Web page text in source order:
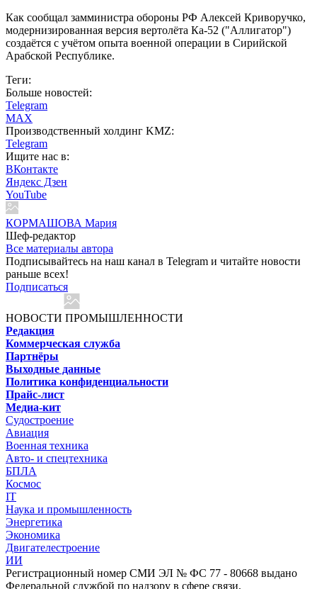
Как сообщал замминистра обороны РФ Алексей Криворучко,
модернизированная версия вертолёта Ка-52 ("Аллигатор")
создаётся с учётом опыта военной операции в Сирийской
Арабской Республике.
Теги:
Больше новостей:
Telegram
MAX
Производственный холдинг KMZ:
Telegram
Ищите нас в:
ВКонтакте
Яндекс Дзен
YouTube
КОРМАШОВА Мария
Шеф-редактор
Все материалы автора
Подписывайтесь на наш канал в Telegram и читайте новости
раньше всех!
Подписаться
НОВОСТИ ПРОМЫШЛЕННОСТИ
Редакция
Коммерческая служба
Партнёры
Выходные данные
Политика конфиденциальности
Прайс-лист
Медиа-кит
Судостроение
Авиация
Военная техника
Авто- и спецтехника
БПЛА
Космос
IT
Наука и промышленность
Энергетика
Экономика
Двигателестроение
ИИ
Регистрационный номер СМИ ЭЛ № ФС 77 - 80668 выдано
Федеральной службой по надзору в сфере связи,